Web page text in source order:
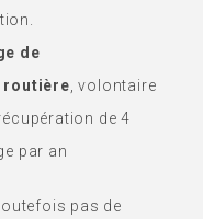
de
routière , volontaire
de 4
par an
pas de